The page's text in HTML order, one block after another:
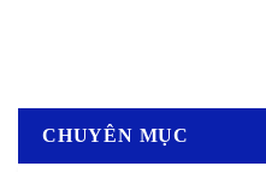
CHUYÊN MỤC